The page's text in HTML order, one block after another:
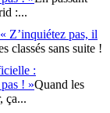
:...
Z’inquiétez pas, il
classés sans suite !
:
! »Quand les
ça...